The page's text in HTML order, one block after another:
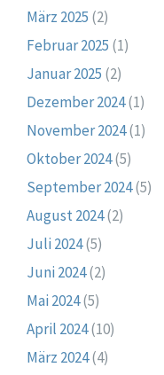
März 2025 (2)
Februar 2025 (1)
Januar 2025 (2)
Dezember 2024(1)
November 2024(1)
Oktober 2024(5)
September 2024(5)
August 2024(2)
Juli 2024(5)
Juni 2024(2)
Mai 2024(5)
April 2024(10)
März 2024(4)